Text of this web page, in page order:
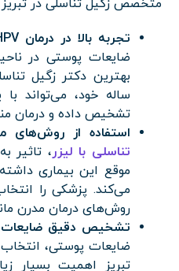
متخصص زگیل تناسلی در
تجربه بالا در درمان
ضایعات پوستی در
بهترین دکتر زگیل
ساله خود، می‌تواند
تشخیص داده و درمان
استفاده از روش‌های
تناسلی با لیزر، تاثیر
موقع این بیماری
می‌کند. پزشکی را
روش‌های درمان مدرن
تشخیص دقیق
ضایعات پوستی، انتخاب
تبریز اهمیت بسیار